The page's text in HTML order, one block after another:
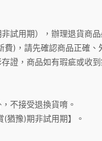
試用期），辦理退貨商
)，請先確認商品正確
證，商品如有瑕疵或收
不接受退換貨唷。
猶豫)期非試用期】。